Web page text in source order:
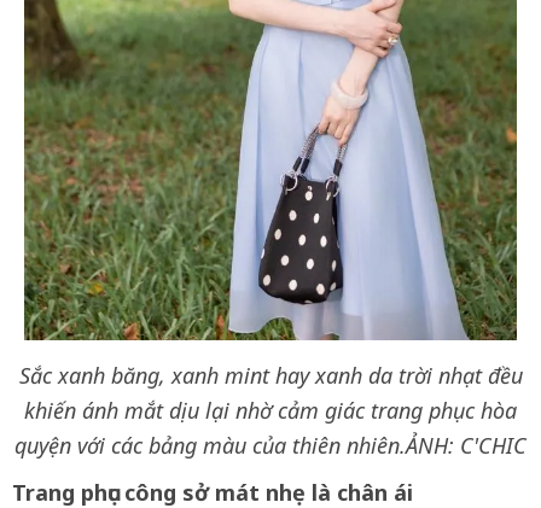
Sắc xanh băng, xanh mint hay xanh da trời nhạt đều
khiến ánh mắt dịu lại nhờ cảm giác trang phục hòa
quyện với các bảng màu của thiên nhiên.ẢNH: C'CHIC
Trang phục công sở mát nhẹ là chân ái